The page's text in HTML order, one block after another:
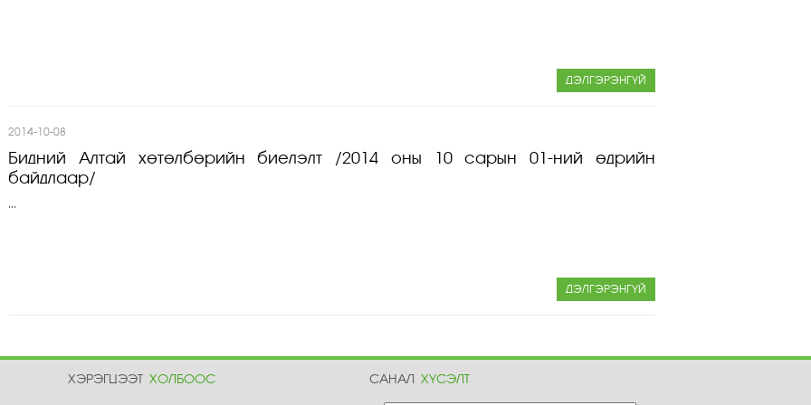
ДЭЛГЭРЭНГҮЙ
2014-10-08
Бидний Алтай хөтөлбөрийн биелэлт /2014 оны 10 сарын 01-ний өдрийн
байдлаар/
...
ДЭЛГЭРЭНГҮЙ
ХЭРЭГЦЭЭТ ХОЛБООС САНАЛ ХҮСЭЛТ